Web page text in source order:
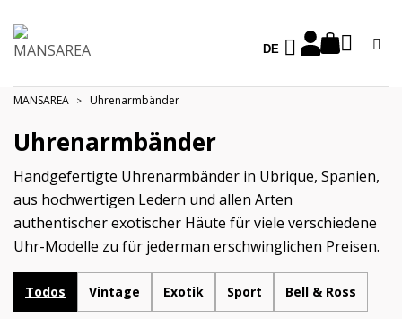
DE
MANSAREA Uhrenarmbänder
Uhrenarmbänder
Handgefertigte Uhrenarmbänder in Ubrique, Spanien,
aus hochwertigen Ledern und allen Arten
authentischer exotischer Häute für viele verschiedene
Uhr-Modelle zu für jederman erschwinglichen Preisen.
Todos Vintage Exotik Sport Bell & Ross